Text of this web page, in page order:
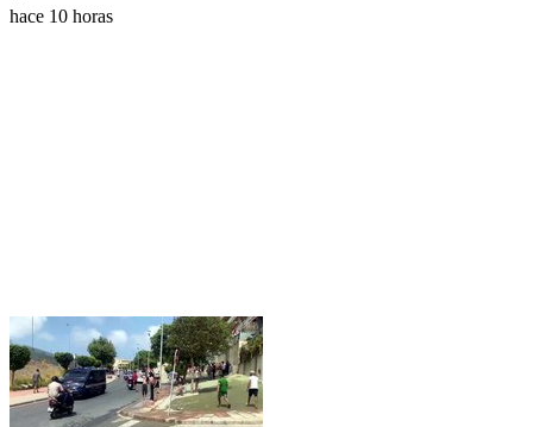
hace 10 horas